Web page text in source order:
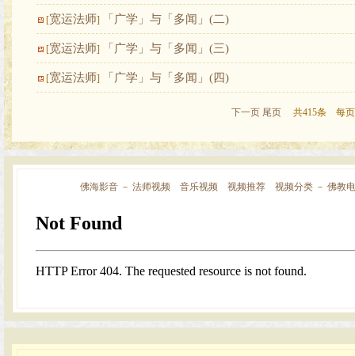
[宽运法师] 「广学」与「多闻」(二)
[宽运法师] 「广学」与「多闻」(三)
[宽运法师] 「广学」与「多闻」(四)
下一页 尾页共415条 每页
佛海影音 － 法师视频 音乐视频 视频推荐 视频分类 － 佛教